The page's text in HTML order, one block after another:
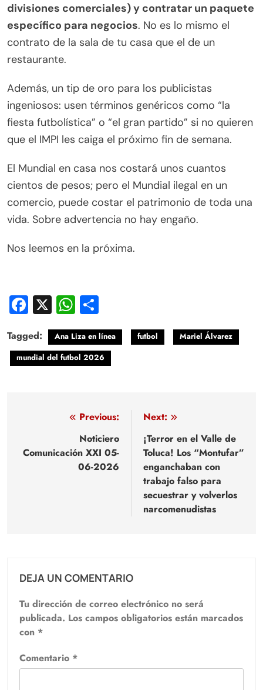
divisiones comerciales) y contratar un paquete
específico para negocios. No es lo mismo el
contrato de la sala de tu casa que el de un
restaurante.
Además, un tip de oro para los publicistas
ingeniosos: usen términos genéricos como “la
fiesta futbolística” o “el gran partido” si no quieren
que el IMPI les caiga el próximo fin de semana.
El Mundial en casa nos costará unos cuantos
cientos de pesos; pero el Mundial ilegal en un
comercio, puede costar el patrimonio de toda una
vida. Sobre advertencia no hay engaño.
Nos leemos en la próxima.
Facebook
X WhatsApp
Tagged: Ana Liza en línea futbol
Mariel Álvarez
mundial del futbol 2026
Navegación
entradas
Previous:
Noticiero
Comunicación XXI 05-
06-2026
Next:
¡Terror en el Valle de
Toluca! Los “Montufar”
enganchaban con
trabajo falso para
secuestrar y volverlos
narcomenudistas
DEJA UN COMENTARIO
Tu dirección de correo electrónico no será
publicada. Los campos obligatorios están marcados
con *
Comentario *